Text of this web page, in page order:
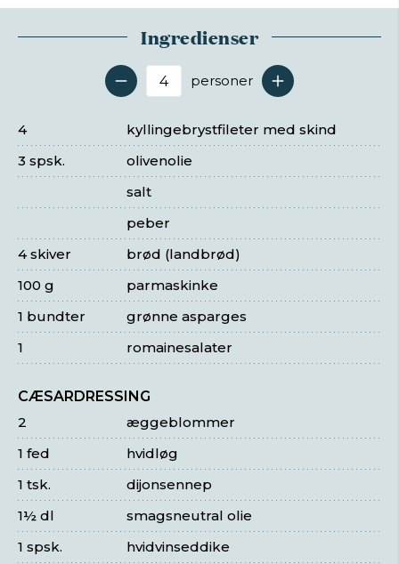
Ingredienser
Antal serveringer
personer
kyllingebrystfileter med skind
4
olivenolie
3 spsk.
salt
peber
brød (landbrød)
4 skiver
parmaskinke
100 g
grønne asparges
1 bundter
romainesalater
1
CÆSARDRESSING
æggeblommer
2
hvidløg
1 fed
dijonsennep
1 tsk.
smagsneutral olie
1½ dl
hvidvinseddike
1 spsk.